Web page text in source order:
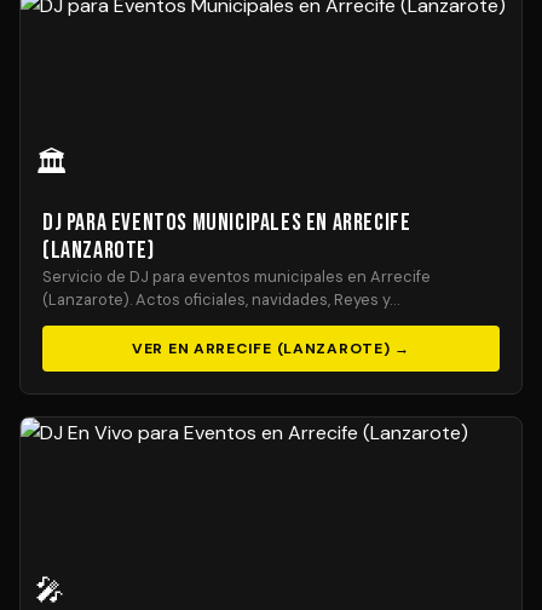
🏛️
DJ para Eventos Municipales en Arrecife
(Lanzarote)
Servicio de DJ para eventos municipales en Arrecife
(Lanzarote). Actos oficiales, navidades, Reyes y…
VER EN ARRECIFE (LANZAROTE) →
🎤